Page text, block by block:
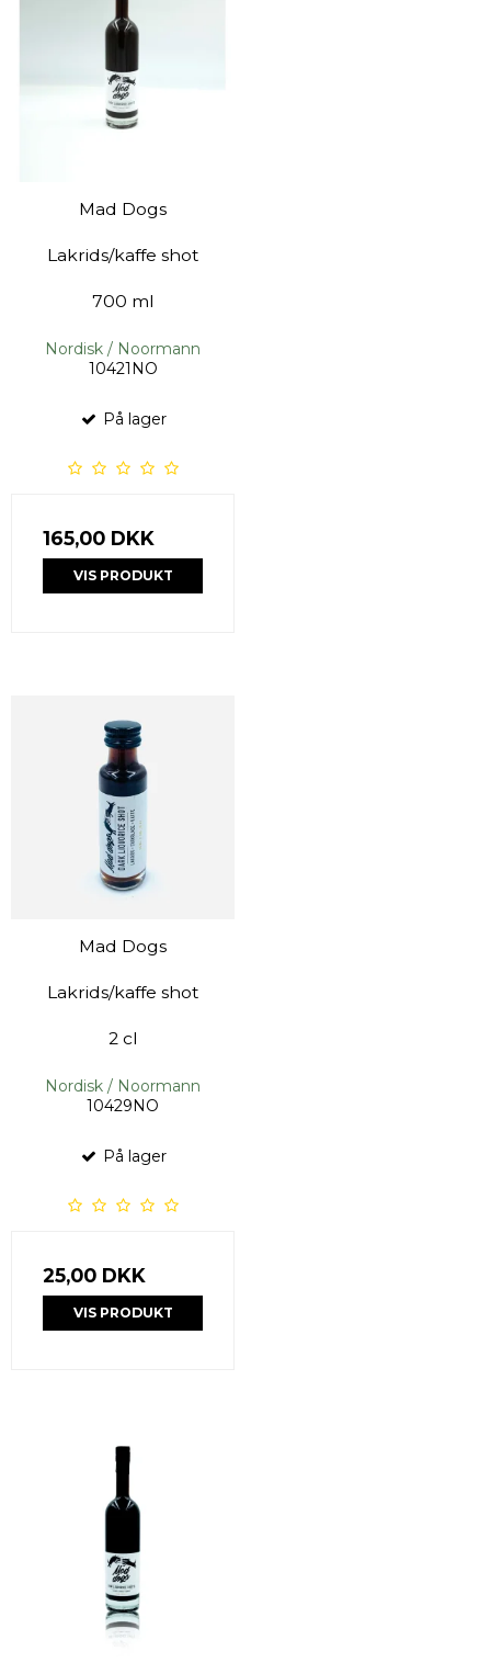
Mad Dogs
Lakrids/kaffe shot
700 ml
Nordisk / Noormann
10421NO
På lager
165,00 DKK
VIS PRODUKT
Mad Dogs
Lakrids/kaffe shot
2 cl
Nordisk / Noormann
10429NO
På lager
25,00 DKK
VIS PRODUKT